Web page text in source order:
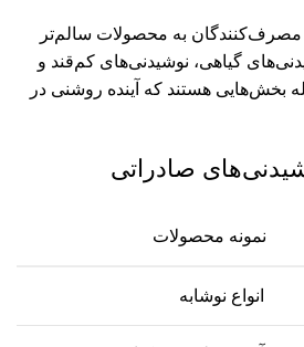
به محصولات سالم‌تر
گیاهی، نوشیدنی‌های کم‌قند و
بخش‌هایی هستند که آینده روشنی در
صادراتی
نمونه محصولات
انواع نوشابه